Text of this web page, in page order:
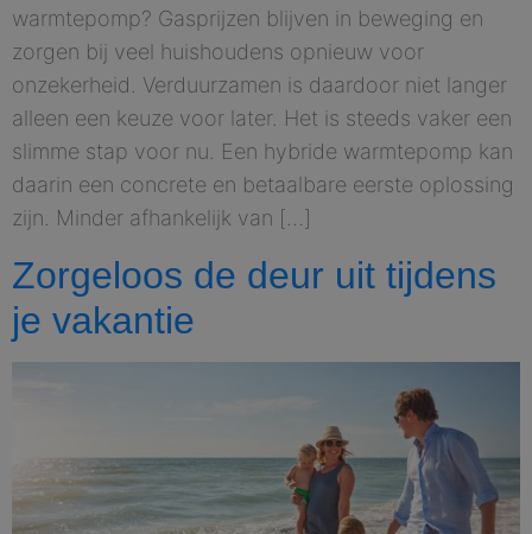
warmtepomp? Gasprijzen blijven in beweging en
zorgen bij veel huishoudens opnieuw voor
onzekerheid. Verduurzamen is daardoor niet langer
alleen een keuze voor later. Het is steeds vaker een
slimme stap voor nu. Een hybride warmtepomp kan
daarin een concrete en betaalbare eerste oplossing
zijn. Minder afhankelijk van […]
Zorgeloos de deur uit tijdens
je vakantie